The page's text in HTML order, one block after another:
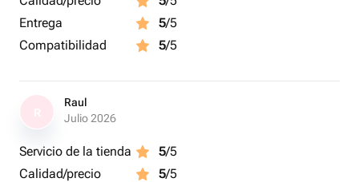
Entrega
5/5
Compatibilidad
5/5
Raul
Julio 2026
Servicio de la tienda 5/5
Calidad/precio
5/5